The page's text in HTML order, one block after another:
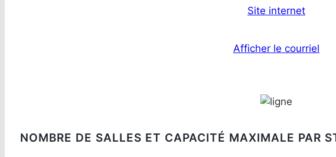
Site internet
Afficher le courriel
NOMBRE DE SALLES ET CAPACITÉ MAXIMALE PAR